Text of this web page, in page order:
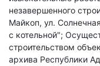
незавершенного
Майкоп, ул.
с котельной";
строительством
архива Республики